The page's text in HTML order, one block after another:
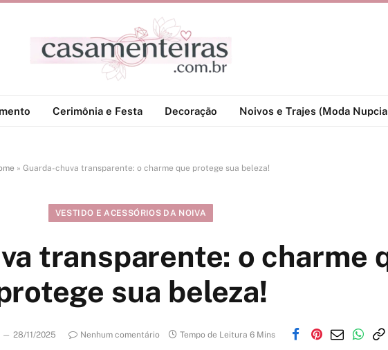
Cerimônia e Festa Decoração Noivos e Trajes (Moda
» Guarda-chuva transparente: o charme que protege sua beleza!
VESTIDO E ACESSÓRIOS DA NOIVA
transparente: o charme
sua beleza!
28/11/2025 Nenhum comentário Tempo de Leitura 6 Mins